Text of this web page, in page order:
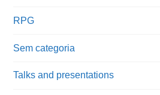
RPG
Sem categoria
Talks and presentations